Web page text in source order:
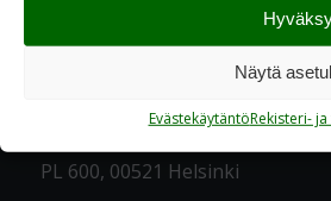
Näytä
EvästekäytäntöRekisteri-
PL 600, 00521 Helsinki